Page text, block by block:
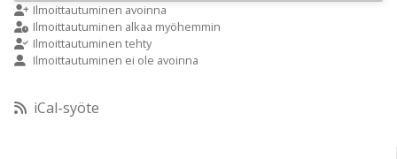
9:00
10:00
11:00
Ilmoittautuminen avoinna
Ilmoittautuminen alkaa myöhemmin
Ilmoittautuminen tehty
Ilmoittautuminen ei ole avoinna
iCal-syöte